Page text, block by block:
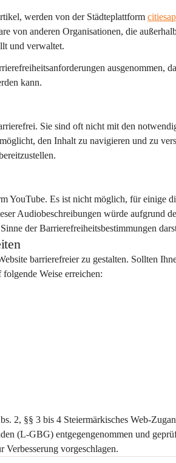
werden von der Städteplattform
von anderen Organisationen, die
und verwaltet.
ausgenommen,
kann.
Sie sind oft nicht mit den
den Inhalt zu navigieren und zu
YouTube. Es ist nicht möglich, für einige
Audiobeschreibungen würde aufgrund
der Barrierefreiheitsbestimmungen
barrierefreier zu gestalten. Sollten
Weise erreichen:
2, §§ 3 bis 4 Steiermärkisches Web-
(L-GBG) entgegengenommen und
Verbesserung vorgeschlagen.